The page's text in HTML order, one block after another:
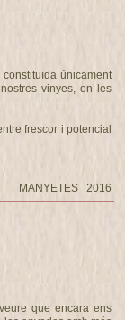
únicament
vinyes, on les
frescor i potencial
MANYETES 2016
que encara ens